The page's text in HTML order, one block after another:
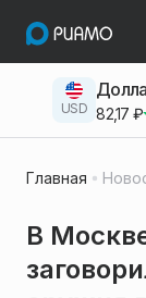
USD 82,17 ₽
Главная
В